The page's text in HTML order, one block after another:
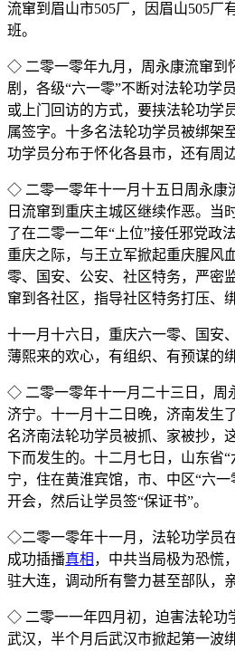
流窜到眉山市505厂，因眉山505厂
班。
◇ 二零一零年九月，周永康流窜到
剧，各级“六一零”不断对法轮功学
或上门回访的方式，要挟法轮功学
属签字。十多名法轮功学员被绑架
功学员分布于怀化各县市，还有周
◇ 二零一零年十一月十五日周永康
日流窜到重庆主城区继续作恶。当
了在二零一二年“上位”接任邪党政
重庆之际，与王立军掀起重庆腥风
零、国安、公安、社区特务，严密
窜到各社区，指导社区特务打压、
十一月十六日，重庆六一零、国安
薄熙来的欢心，有组织、有预谋的
◇ 二零一零年十一月二十三日，周
济宁。十一月十二日晚，济南发生
名济南法轮功学员被抓、家被抄，
下而发生的。十二月七日，山东省
宁，住在黄淮宾馆，市、中区“六
开会，然后让学员签“保证书”。
◇二零一零年十一月，法轮功学员
成功插播真相 ，中共当局极为恐慌
驻大连，调动所有警力甚至部队，
◇ 二零一一年四月初，迫害法轮功
武汉，半个月后武汉市掀起第一波